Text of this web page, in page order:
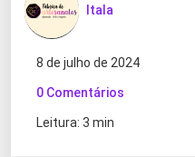
Itala
8 de julho de 2024
0 Comentários
Leitura: 3 min